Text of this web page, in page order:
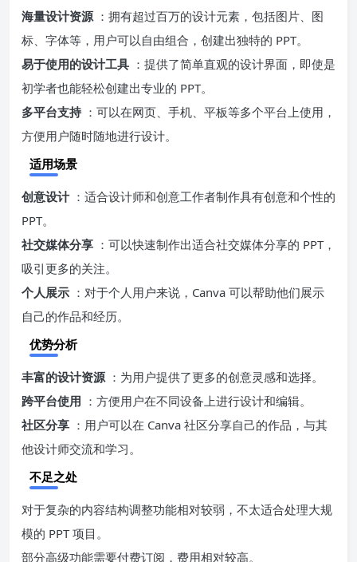
海量设计资源 ：拥有超过百万的设计元素，包括图片、图
标、字体等，用户可以自由组合，创建出独特的 PPT。
易于使用的设计工具 ：提供了简单直观的设计界面，即使是
初学者也能轻松创建出专业的 PPT。
多平台支持 ：可以在网页、手机、平板等多个平台上使用，
方便用户随时随地进行设计。
适用场景
创意设计 ：适合设计师和创意工作者制作具有创意和个性的
PPT。
社交媒体分享 ：可以快速制作出适合社交媒体分享的 PPT，
吸引更多的关注。
个人展示 ：对于个人用户来说，Canva 可以帮助他们展示
自己的作品和经历。
优势分析
丰富的设计资源 ：为用户提供了更多的创意灵感和选择。
跨平台使用 ：方便用户在不同设备上进行设计和编辑。
社区分享 ：用户可以在 Canva 社区分享自己的作品，与其
他设计师交流和学习。
不足之处
对于复杂的内容结构调整功能相对较弱，不太适合处理大规
模的 PPT 项目。
部分高级功能需要付费订阅，费用相对较高。